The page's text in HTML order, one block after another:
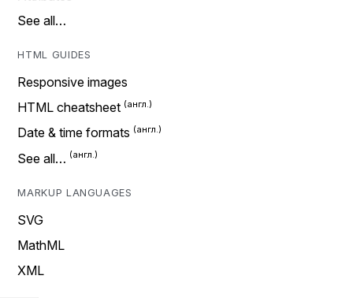
See all…
HTML GUIDES
Responsive images
HTML cheatsheet
Date & time formats
See all…
MARKUP LANGUAGES
SVG
MathML
XML